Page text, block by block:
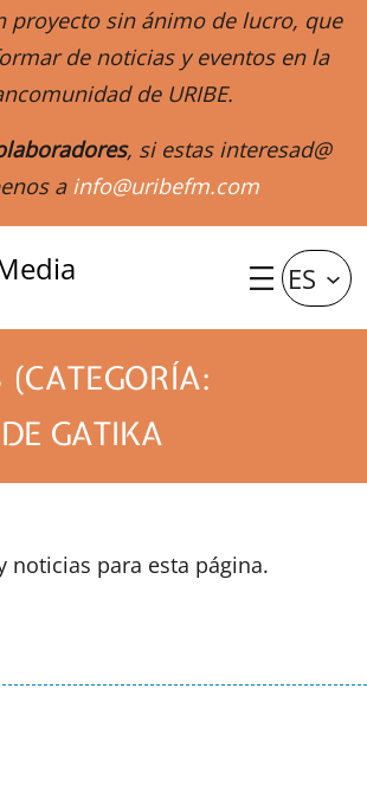
proyecto sin ánimo de lucro, que
de noticias y eventos en la
de URIBE.
, si estas interesad@
a info@uribefm.com
ES
(CATEGORÍA:
GATIKA
noticias para esta página.